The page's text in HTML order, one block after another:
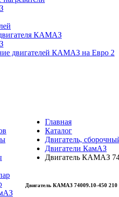
КАМАЗ
двигателей КАМАЗ на Евро 2
Главная
Каталог
Двигатель,
Двигатели КамАЗ
Двигатель КАМАЗ
Двигатель КАМАЗ 74009.10-450